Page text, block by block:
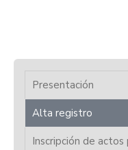
Presentación
Alta registro
Inscripción de